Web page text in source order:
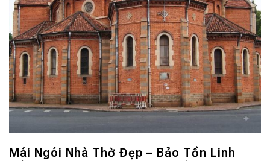
Mái Ngói Nhà Thờ Đẹp – Bảo Tồn Linh